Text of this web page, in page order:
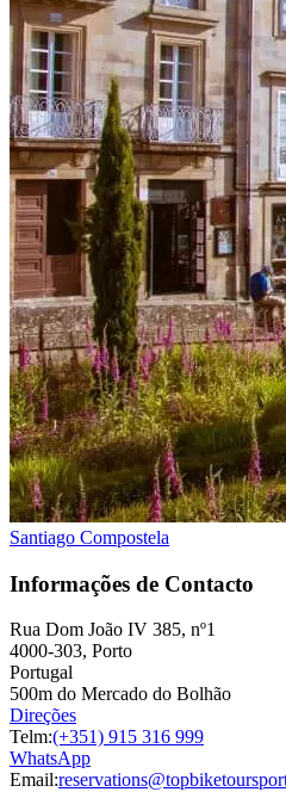
Algarve e Costa Vicentina de
8 Dias
2/5
Todos os ToursPor Nível de Ciclista
Santiago Compostela
Informações de Contacto
Rua Dom João IV 385, nº1
4000-303, Porto
Portugal
500m do Mercado do Bolhão
Direções
Telm:(+351) 915 316 999
WhatsApp
Email: